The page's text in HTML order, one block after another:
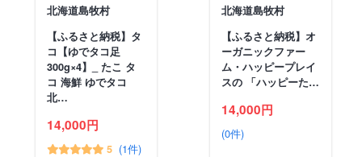
北海道島牧村
【ふるさと納税】タ
コ【ゆでタコ足
300g×4】_ たこ タ
コ 海鮮 ゆでタコ
北…
14,000円
5 (1件)
北海道島牧村
【ふるさと納税】オ
ーガニックファー
ム・ハッピープレイ
スの 「ハッピーた…
14,000円
(0件)